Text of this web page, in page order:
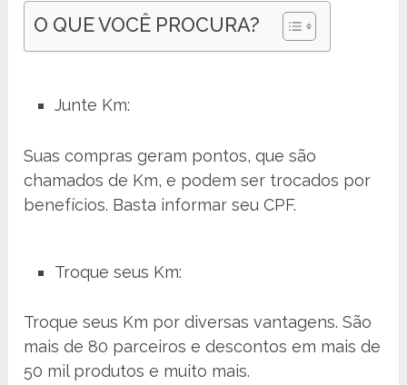
O QUE VOCÊ PROCURA?
Junte Km:
Suas compras geram pontos, que são
chamados de Km, e podem ser trocados por
benefícios. Basta informar seu CPF.
Troque seus Km:
Troque seus Km por diversas vantagens. São
mais de 80 parceiros e descontos em mais de
50 mil produtos e muito mais.